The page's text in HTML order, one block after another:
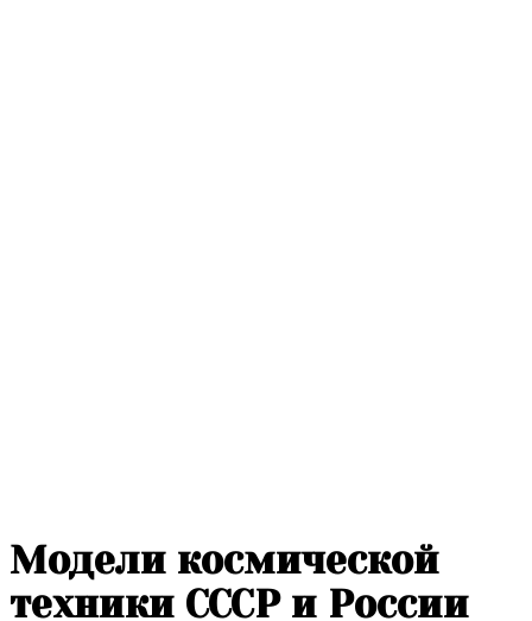
Модели космической
техники СССР и России